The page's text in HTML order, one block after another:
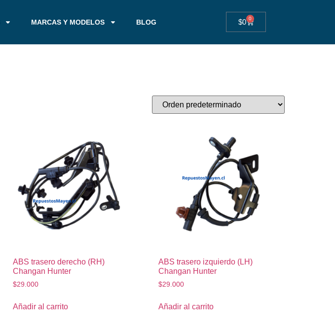
MARCAS Y MODELOS BLOG $0 0
ABS trasero derecho (RH)
Changan Hunter
$29.000
Añadir al carrito
ABS trasero izquierdo (LH)
Changan Hunter
$29.000
Añadir al carrito